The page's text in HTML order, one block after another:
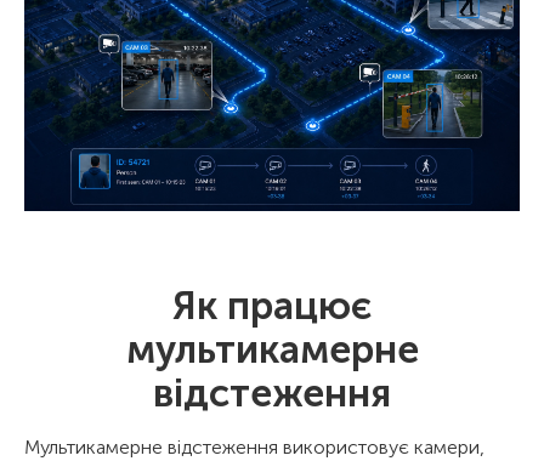
Як працює
мультикамерне
відстеження
Мультикамерне відстеження використовує камери,